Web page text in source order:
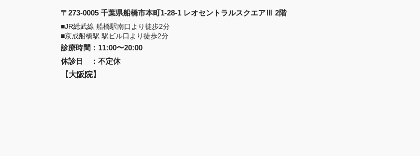
〒273-0005 千葉県船橋市本町1-28-1 レオセントラルスクエアⅢ 2階
■JR総武線 船橋駅南口より徒歩2分
■京成船橋駅 駅ビル口より徒歩2分
診療時間 ： 11:00〜20:00
休診日
： 不定休
【大阪院】